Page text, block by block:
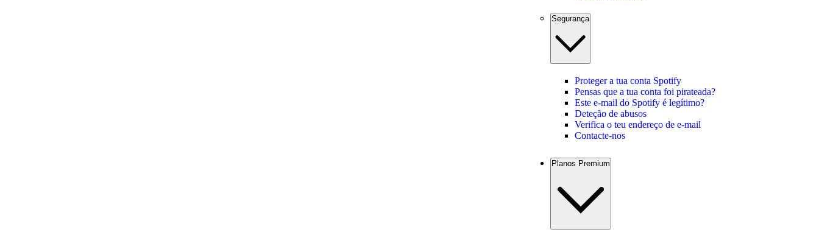
Segurança
Proteger a tua conta Spotify
Pensas que a tua conta foi pirateada?
Este e-mail do Spotify é legítimo?
Deteção de abusos
Verifica o teu endereço de e-mail
Contacte-nos
Planos Premium